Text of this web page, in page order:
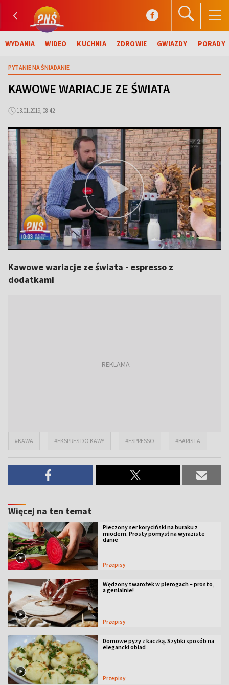
WYDANIA WIDEO KUCHNIA ZDROWIE GWIAZDY PORADY
PYTANIE NA ŚNIADANIE
KAWOWE WARIACJE ZE ŚWIATA
13.01.2019, 08:42
Kawowe wariacje ze świata - espresso z
dodatkami
#KAWA #EKSPRES DO KAWY #ESPRESSO #BARISTA
Więcej na ten temat
Pieczony ser koryciński na buraku z
miodem. Prosty pomysł na wyraziste
danie
Przepisy
Wędzony twarożek w pierogach – prosto,
a genialnie!
Przepisy
Domowe pyzy z kaczką. Szybki sposób na
elegancki obiad
Przepisy